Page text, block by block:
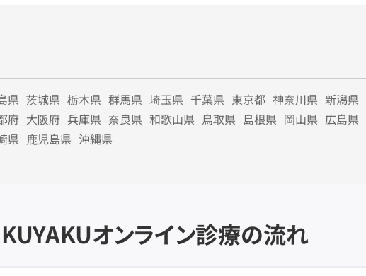
県 茨城県 栃木県 群馬県 埼玉県 千葉県 東京都 神奈川県 新潟県
府 大阪府 兵庫県 奈良県 和歌山県 鳥取県 島根県 岡山県 広島県
県 鹿児島県 沖縄県
オンライン診療の流れ